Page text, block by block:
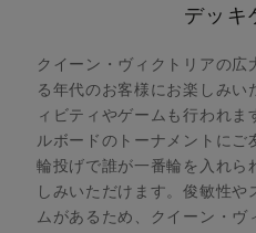
デッキ
クイーン・ヴィクトリアの広
る年代のお客様にお楽しみい
ィビティやゲームも行われま
ルボードのトーナメントにご
輪投げで誰が一番輪を入れら
しみいただけます。俊敏性
ムがあるため、クイーン・ヴ